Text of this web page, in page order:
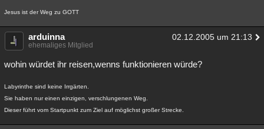
Jesus ist der Weg zu GOTT
arduinna 02.12.2005 um 21:13
ehemaliges Mitglied
wohin würdet ihr reisen,wenns funktionieren würde?
Labyrinthe sind keine Irrgärten.
Sie haben nur einen einzigen, verschlungenen Weg.
Dieser führt vom Startpunkt zum Ziel auf möglichst großer Strecke.